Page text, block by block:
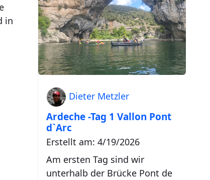
in
Dieter Metzler
Ardeche -Tag 1 Vallon Pont
d`Arc
Erstellt am: 4/19/2026
Am ersten Tag sind wir
unterhalb der Brücke Pont de